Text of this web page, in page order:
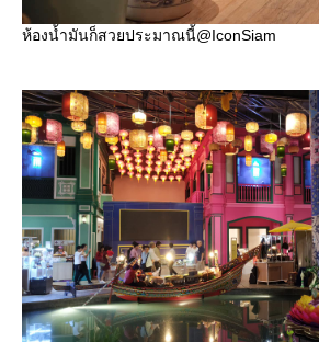
ห้องน้ำมันก็สวยประมาณนี้@IconSiam